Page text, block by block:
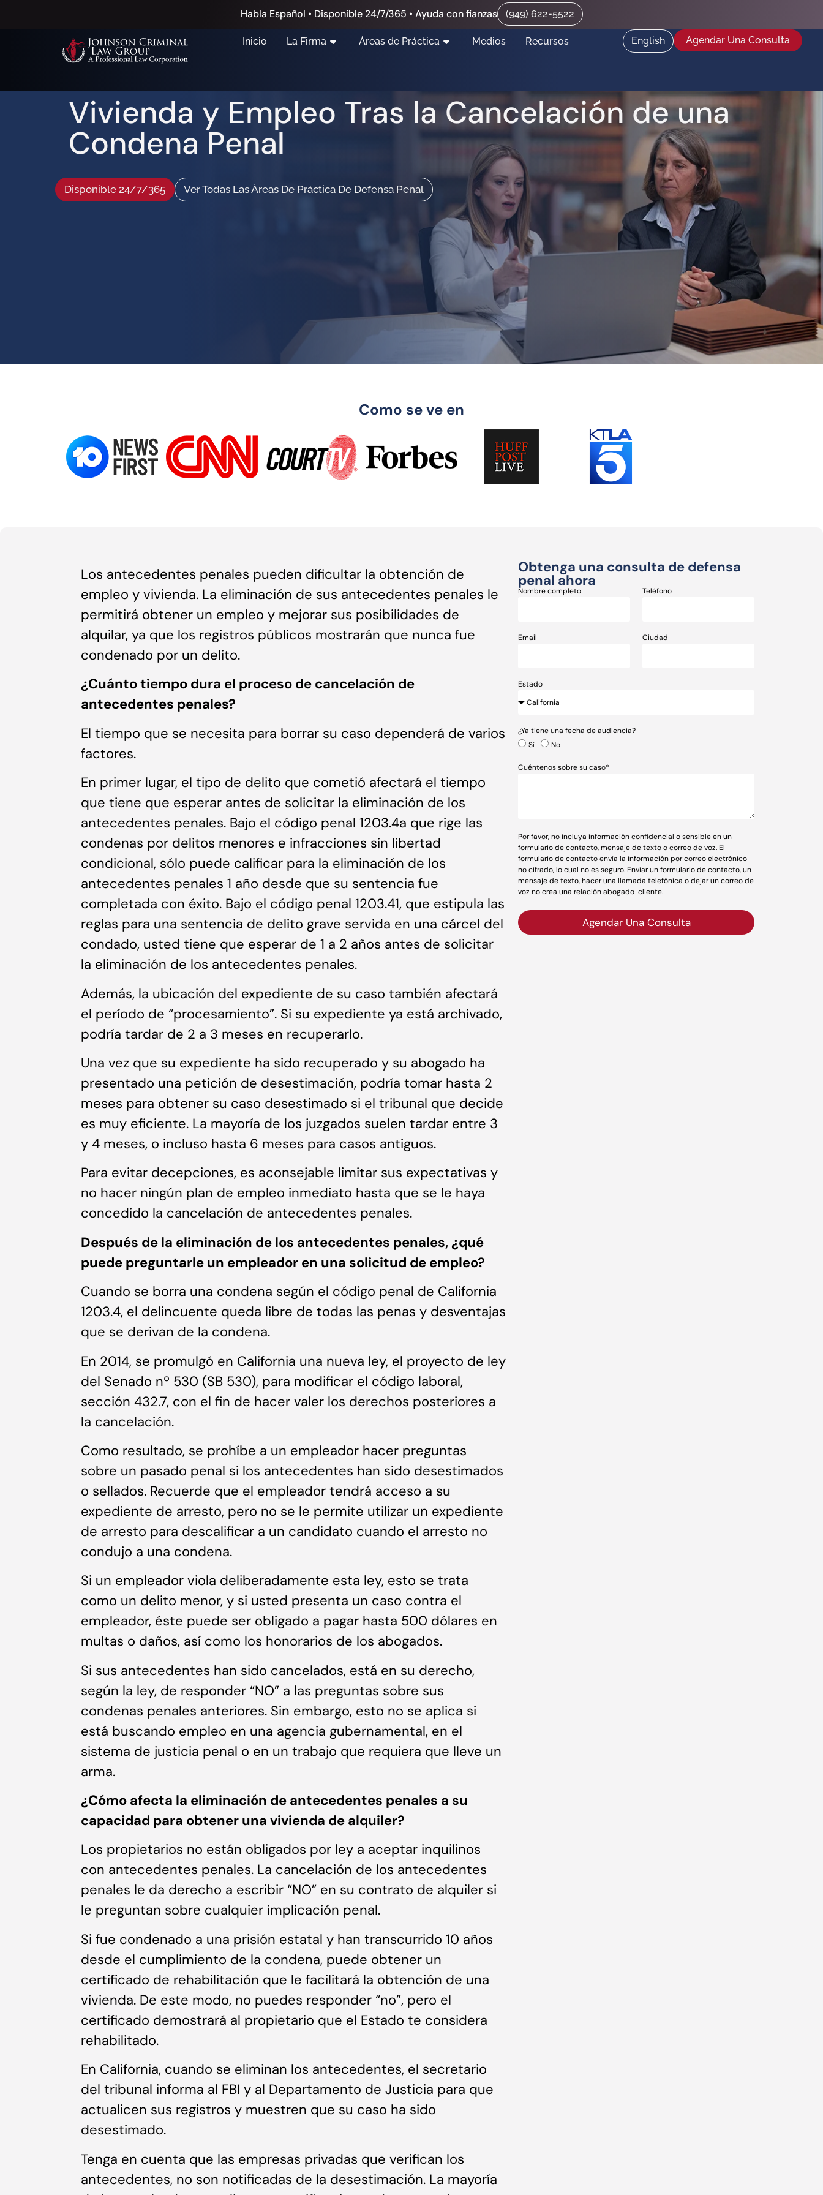
Habla Español • Disponible 24/7/365 • Ayuda con fianzas (949) 622-5522
Inicio La Firma Áreas de Práctica Medios Recursos English Agendar Una Consulta
Vivienda y Empleo Tras la Cancelación de una
Condena Penal
Disponible 24/7/365 Ver Todas Las Áreas De Práctica De Defensa Penal
Como se ve en
Los antecedentes penales pueden dificultar la obtención de
empleo y vivienda. La eliminación de sus antecedentes penales le
permitirá obtener un empleo y mejorar sus posibilidades de
alquilar, ya que los registros públicos mostrarán que nunca fue
condenado por un delito.
¿Cuánto tiempo dura el proceso de cancelación de
antecedentes penales?
El tiempo que se necesita para borrar su caso dependerá de varios
factores.
En primer lugar, el tipo de delito que cometió afectará el tiempo
que tiene que esperar antes de solicitar la eliminación de los
antecedentes penales. Bajo el código penal 1203.4a que rige las
condenas por delitos menores e infracciones sin libertad
condicional, sólo puede calificar para la eliminación de los
antecedentes penales 1 año desde que su sentencia fue
completada con éxito. Bajo el código penal 1203.41, que estipula las
reglas para una sentencia de delito grave servida en una cárcel del
condado, usted tiene que esperar de 1 a 2 años antes de solicitar
la eliminación de los antecedentes penales.
Además, la ubicación del expediente de su caso también afectará
el período de “procesamiento”. Si su expediente ya está archivado,
podría tardar de 2 a 3 meses en recuperarlo.
Una vez que su expediente ha sido recuperado y su abogado ha
presentado una petición de desestimación, podría tomar hasta 2
meses para obtener su caso desestimado si el tribunal que decide
es muy eficiente. La mayoría de los juzgados suelen tardar entre 3
y 4 meses, o incluso hasta 6 meses para casos antiguos.
Para evitar decepciones, es aconsejable limitar sus expectativas y
no hacer ningún plan de empleo inmediato hasta que se le haya
concedido la cancelación de antecedentes penales.
Después de la eliminación de los antecedentes penales, ¿qué
puede preguntarle un empleador en una solicitud de empleo?
Cuando se borra una condena según el código penal de California
1203.4, el delincuente queda libre de todas las penas y desventajas
que se derivan de la condena.
En 2014, se promulgó en California una nueva ley, el proyecto de ley
del Senado nº 530 (SB 530), para modificar el código laboral,
sección 432.7, con el fin de hacer valer los derechos posteriores a
la cancelación.
Como resultado, se prohíbe a un empleador hacer preguntas
sobre un pasado penal si los antecedentes han sido desestimados
o sellados. Recuerde que el empleador tendrá acceso a su
expediente de arresto, pero no se le permite utilizar un expediente
de arresto para descalificar a un candidato cuando el arresto no
condujo a una condena.
Si un empleador viola deliberadamente esta ley, esto se trata
como un delito menor, y si usted presenta un caso contra el
empleador, éste puede ser obligado a pagar hasta 500 dólares en
multas o daños, así como los honorarios de los abogados.
Si sus antecedentes han sido cancelados, está en su derecho,
según la ley, de responder “NO” a las preguntas sobre sus
condenas penales anteriores. Sin embargo, esto no se aplica si
está buscando empleo en una agencia gubernamental, en el
sistema de justicia penal o en un trabajo que requiera que lleve un
arma.
¿Cómo afecta la eliminación de antecedentes penales a su
capacidad para obtener una vivienda de alquiler?
Los propietarios no están obligados por ley a aceptar inquilinos
con antecedentes penales. La cancelación de los antecedentes
penales le da derecho a escribir “NO” en su contrato de alquiler si
le preguntan sobre cualquier implicación penal.
Si fue condenado a una prisión estatal y han transcurrido 10 años
desde el cumplimiento de la condena, puede obtener un
certificado de rehabilitación que le facilitará la obtención de una
vivienda. De este modo, no puedes responder “no”, pero el
certificado demostrará al propietario que el Estado te considera
rehabilitado.
En California, cuando se eliminan los antecedentes, el secretario
del tribunal informa al FBI y al Departamento de Justicia para que
actualicen sus registros y muestren que su caso ha sido
desestimado.
Tenga en cuenta que las empresas privadas que verifican los
antecedentes, no son notificadas de la desestimación. La mayoría
Obtenga una consulta de defensa
penal ahora
Nombre completo Teléfono
Email Ciudad
Estado
¿Ya tiene una fecha de audiencia?
Sí
No
Cuéntenos sobre su caso*
Por favor, no incluya información confidencial o sensible en un
formulario de contacto, mensaje de texto o correo de voz. El
formulario de contacto envía la información por correo electrónico
no cifrado, lo cual no es seguro. Enviar un formulario de contacto, un
mensaje de texto, hacer una llamada telefónica o dejar un correo de
voz no crea una relación abogado-cliente.
Agendar Una Consulta